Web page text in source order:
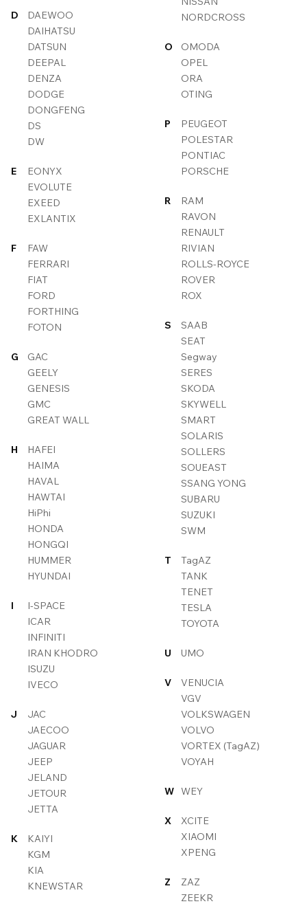
D
DAEWOO
DAIHATSU
DATSUN
DEEPAL
DENZA
DODGE
DONGFENG
DS
DW
E
EONYX
EVOLUTE
EXEED
EXLANTIX
F
FAW
FERRARI
FIAT
FORD
FORTHING
FOTON
G
GAC
GEELY
GENESIS
GMC
GREAT WALL
H
HAFEI
HAIMA
HAVAL
HAWTAI
HiPhi
HONDA
HONGQI
HUMMER
HYUNDAI
I
I-SPACE
ICAR
INFINITI
IRAN KHODRO
ISUZU
IVECO
J
JAC
JAECOO
JAGUAR
JEEP
JELAND
JETOUR
JETTA
K
KAIYI
KGM
KIA
KNEWSTAR
NORDCROSS
O
OMODA
OPEL
ORA
OTING
P
PEUGEOT
POLESTAR
PONTIAC
PORSCHE
R
RAM
RAVON
RENAULT
RIVIAN
ROLLS-ROYCE
ROVER
ROX
S
SAAB
SEAT
Segway
SERES
SKODA
SKYWELL
SMART
SOLARIS
SOLLERS
SOUEAST
SSANG YONG
SUBARU
SUZUKI
SWM
T
TagAZ
TANK
TENET
TESLA
TOYOTA
U UMO
V
VENUCIA
VGV
VOLKSWAGEN
VOLVO
VORTEX (TagAZ)
VOYAH
W WEY
X
XCITE
XIAOMI
XPENG
Z
ZAZ
ZEEKR